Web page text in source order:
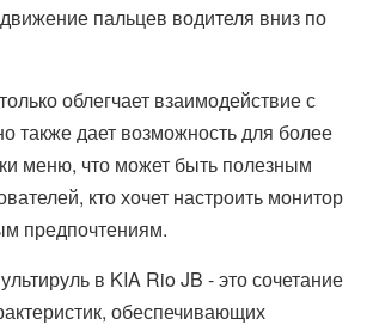
пальцев водителя вниз по
облегчает взаимодействие с
также дает возможность для более
меню, что может быть полезным
кто хочет настроить монитор
предпочтениям.
в KIA Rio JB - это сочетание
обеспечивающих